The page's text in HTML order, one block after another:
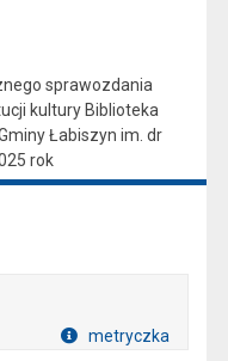
sprawozdania
kultury Biblioteka
Łabiszyn im. dr
rok
metryczka